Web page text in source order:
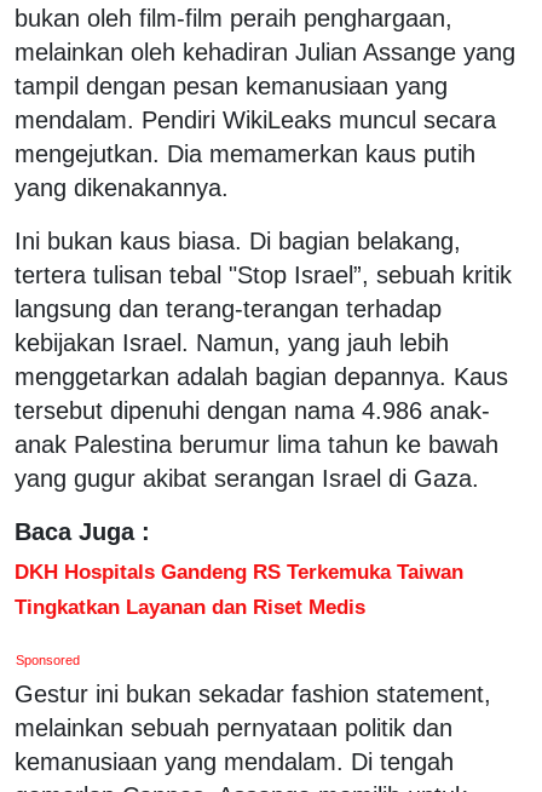
bukan oleh film-film peraih penghargaan,
melainkan oleh kehadiran Julian Assange yang
tampil dengan pesan kemanusiaan yang
mendalam. Pendiri WikiLeaks muncul secara
mengejutkan. Dia memamerkan kaus putih
yang dikenakannya.
Ini bukan kaus biasa. Di bagian belakang,
tertera tulisan tebal "Stop Israel”, sebuah kritik
langsung dan terang-terangan terhadap
kebijakan Israel. Namun, yang jauh lebih
menggetarkan adalah bagian depannya. Kaus
tersebut dipenuhi dengan nama 4.986 anak-
anak Palestina berumur lima tahun ke bawah
yang gugur akibat serangan Israel di Gaza.
Baca Juga :
DKH Hospitals Gandeng RS Terkemuka Taiwan
Tingkatkan Layanan dan Riset Medis
Sponsored
Gestur ini bukan sekadar fashion statement,
melainkan sebuah pernyataan politik dan
kemanusiaan yang mendalam. Di tengah